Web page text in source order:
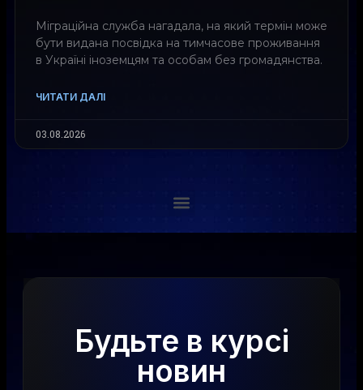
Міграційна служба нагадала, на який термін може
бути видана посвідка на тимчасове проживання
в Україні іноземцям та особам без громадянства.
ЧИТАТИ ДАЛІ
03.08.2026
Будьте в курсі
новин